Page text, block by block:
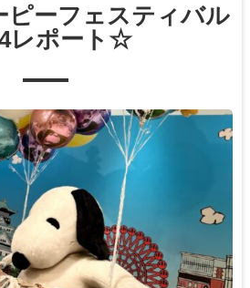
ピーフェスティバル
レポート☆